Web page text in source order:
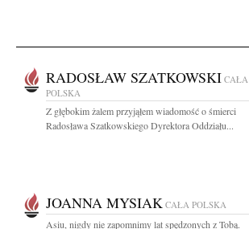
RADOSŁAW SZATKOWSKI CAŁA
POLSKA
Z głębokim żalem przyjąłem wiadomość o śmierci
Radosława Szatkowskiego Dyrektora Oddziału...
JOANNA MYSIAK CAŁA POLSKA
Asiu, nigdy nie zapomnimy lat spędzonych z Tobą.